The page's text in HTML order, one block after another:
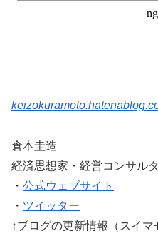
倉本圭造
経済思想家・経営コンサル
・ 公式ウェブサイト
・ ツイッター
↑ブログの更新情報（スイ